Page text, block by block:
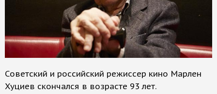
Советский и российский режиссер кино Марлен
Хуциев скончался в возрасте 93 лет.